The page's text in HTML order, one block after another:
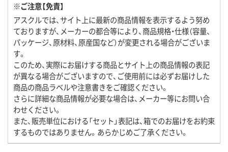
※ご注意【免責】
アスクルでは、サイト上に最新の商品情報を表示するよう努め
ておりますが、メーカーの都合等により、商品規格・仕様（容量、
パッケージ、原材料、原産国など）が変更される場合がございま
す。
このため、実際にお届けする商品とサイト上の商品情報の表記
が異なる場合がございますので、ご使用前には必ずお届けした
商品の商品ラベルや注意書きをご確認ください。
さらに詳細な商品情報が必要な場合は、メーカー等にお問い合
わせください。
また、販売単位における「セット」表記は、箱でのお届けをお約束
するものではありません。あらかじめご了承ください。